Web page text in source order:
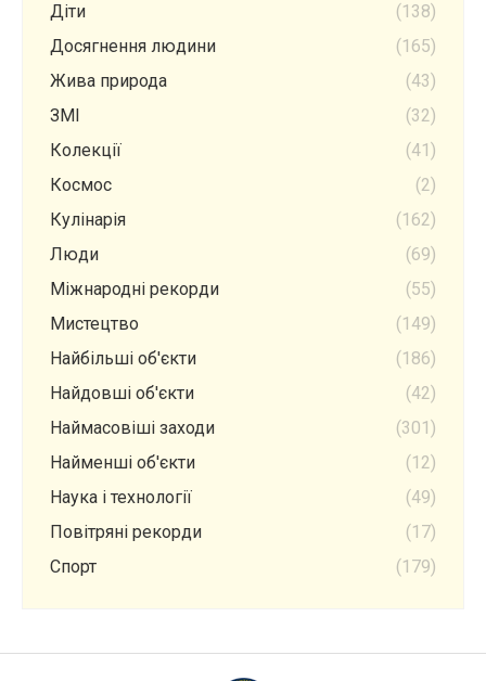
Діти
(138)
Досягнення людини
(165)
Жива природа
(43)
ЗМІ
(32)
Колекції
(41)
Космос
(2)
Кулінарія
(162)
Люди
(69)
Міжнародні рекорди
(55)
Мистецтво
(149)
Найбільші об'єкти
(186)
Найдовші об'єкти
(42)
Наймасовіші заходи
(301)
Найменші об'єкти
(12)
Наука і технології
(49)
Повітряні рекорди
(17)
Спорт
(179)